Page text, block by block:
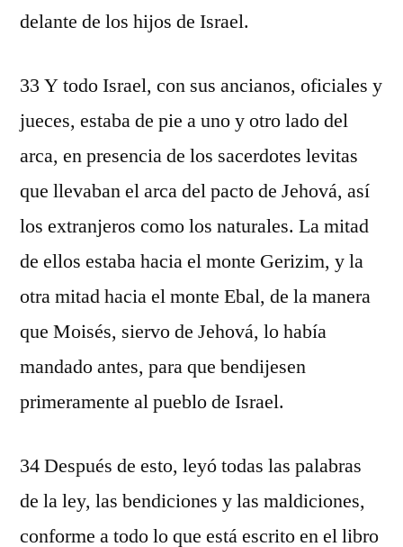
delante de los hijos de Israel.
33 Y todo Israel, con sus ancianos, oficiales y
jueces, estaba de pie a uno y otro lado del
arca, en presencia de los sacerdotes levitas
que llevaban el arca del pacto de Jehová, así
los extranjeros como los naturales. La mitad
de ellos estaba hacia el monte Gerizim, y la
otra mitad hacia el monte Ebal, de la manera
que Moisés, siervo de Jehová, lo había
mandado antes, para que bendijesen
primeramente al pueblo de Israel.
34 Después de esto, leyó todas las palabras
de la ley, las bendiciones y las maldiciones,
conforme a todo lo que está escrito en el libro